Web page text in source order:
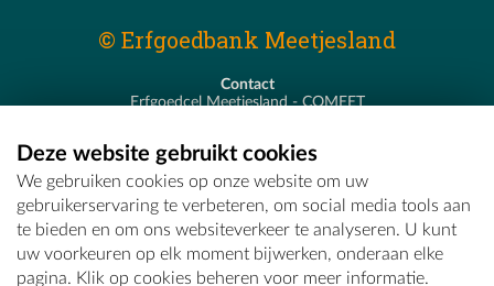
© Erfgoedbank Meetjesland
Contact
Erfgoedcel Meetjesland - COMEET
T - 09 373 75 96
E -erfgoedcel@comeet.be
Deze website gebruikt cookies
We gebruiken cookies op onze website om uw
gebruikerservaring te verbeteren, om social media tools aan
te bieden en om ons websiteverkeer te analyseren. U kunt
uw voorkeuren op elk moment bijwerken, onderaan elke
pagina. Klik op cookies beheren voor meer informatie.